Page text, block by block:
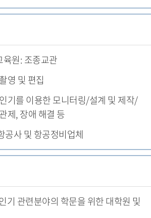
원: 조종교관
영 및 편집
기를 이용한 모니터링/설계 및 제작/
제, 장애 해결 등
공사 및 항공정비업체
기 관련분야의 학문을 위한 대학원 및